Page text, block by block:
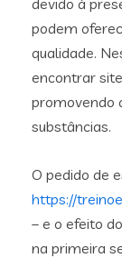
devido à
podem
qualidade.
encontrar
promovendo
substâncias.
O pedido de
https://
– e o efeito
na primeira